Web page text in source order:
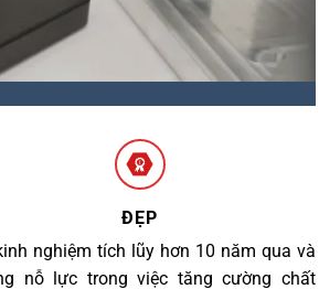
ĐẸP
nghiệm tích lũy hơn 10 năm qua và
nỗ lực trong việc tăng cường chất